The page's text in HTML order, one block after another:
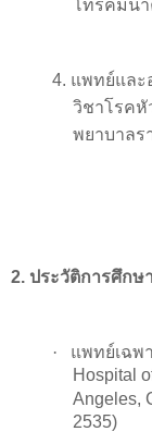
โทรคมนา
4. แพทย์และ
วิชาโรคหั
พยาบาลร
2. ประวัติการศึกษา
·
แพทย์เฉพ
Hospital
Angeles,
2535)